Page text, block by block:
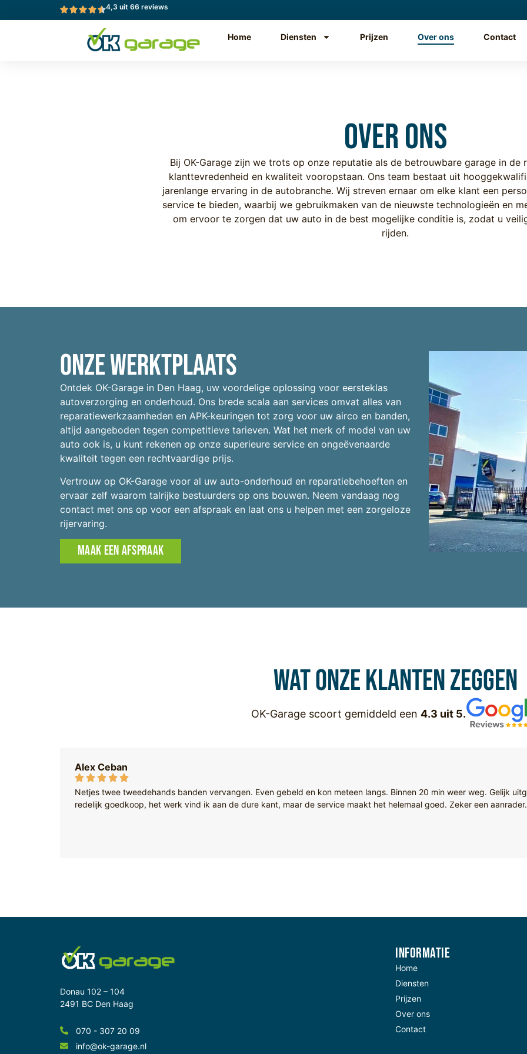
4,3 uit 66 reviews
Home Diensten Prijzen Over ons Contact
Over ons
Bij OK-Garage zijn we trots op onze reputatie als de betrouwbare garage in de
klanttevredenheid en kwaliteit vooropstaan. Ons team bestaat uit
jarenlange ervaring in de autobranche. Wij streven ernaar om elke klant een
service te bieden, waarbij we gebruikmaken van de nieuwste technologieën en
om ervoor te zorgen dat uw auto in de best mogelijke conditie is, zodat u
rijden.
Onze werktplaats
Ontdek OK-Garage in Den Haag, uw voordelige oplossing voor eersteklas
autoverzorging en onderhoud. Ons brede scala aan services omvat alles van
reparatiewerkzaamheden en APK-keuringen tot zorg voor uw airco en banden,
altijd aangeboden tegen competitieve tarieven. Wat het merk of model van uw
auto ook is, u kunt rekenen op onze superieure service en ongeëvenaarde
kwaliteit tegen een rechtvaardige prijs.
Vertrouw op OK-Garage voor al uw auto-onderhoud en reparatiebehoeften en
ervaar zelf waarom talrijke bestuurders op ons bouwen. Neem vandaag nog
contact met ons op voor een afspraak en laat ons u helpen met een zorgeloze
rijervaring.
MAAK EEN AFSPRAAK
Wat onze klanten zeggen
OK-Garage scoort gemiddeld een 4.3 uit 5.
Alex Ceban
Netjes twee tweedehands banden vervangen. Even gebeld en kon meteen langs. Binnen 20 min weer weg. Gelijk
redelijk goedkoop, het werk vind ik aan de dure kant, maar de service maakt het helemaal goed. Zeker een aanrader.
Donau 102 – 104
2491 BC Den Haag
070 - 307 20 09
info@ok-garage.nl
Informatie
Home
Diensten
Prijzen
Over ons
Contact